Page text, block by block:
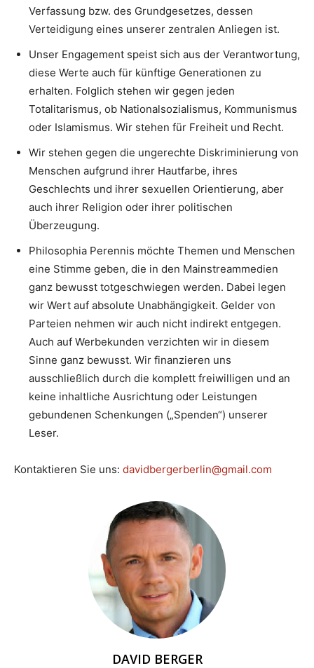
Verfassung bzw. des Grundgesetzes, dessen
Verteidigung eines unserer zentralen Anliegen ist.
Unser Engagement speist sich aus der Verantwortung,
diese Werte auch für künftige Generationen zu
erhalten. Folglich stehen wir gegen jeden
Totalitarismus, ob Nationalsozialismus, Kommunismus
oder Islamismus. Wir stehen für Freiheit und Recht.
Wir stehen gegen die ungerechte Diskriminierung von
Menschen aufgrund ihrer Hautfarbe, ihres
Geschlechts und ihrer sexuellen Orientierung, aber
auch ihrer Religion oder ihrer politischen
Überzeugung.
Philosophia Perennis möchte Themen und Menschen
eine Stimme geben, die in den Mainstreammedien
ganz bewusst totgeschwiegen werden. Dabei legen
wir Wert auf absolute Unabhängigkeit. Gelder von
Parteien nehmen wir auch nicht indirekt entgegen.
Auch auf Werbekunden verzichten wir in diesem
Sinne ganz bewusst. Wir finanzieren uns
ausschließlich durch die komplett freiwilligen und an
keine inhaltliche Ausrichtung oder Leistungen
gebundenen Schenkungen („Spenden“) unserer
Leser.
Kontaktieren Sie uns: davidbergerberlin@gmail.com
DAVID BERGER